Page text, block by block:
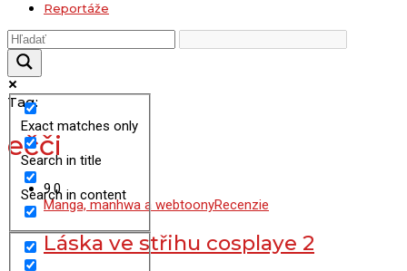
Reportáže
Exact matches only
Search in title
Search in content
Tag:
ečči
9.0
Manga, manhwa a webtoonyRecenzie
Láska ve střihu cosplaye 2